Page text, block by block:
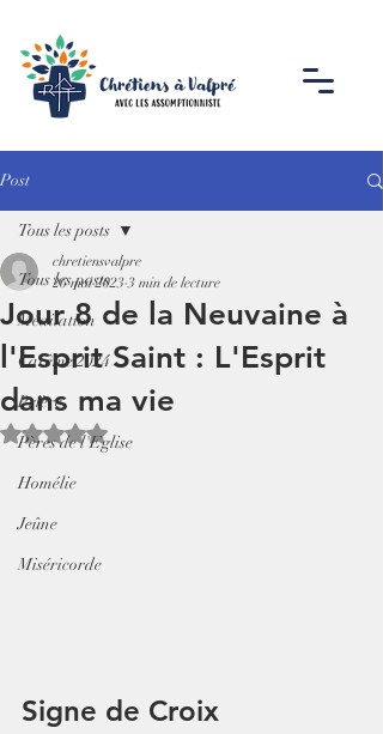
Post
Tous les posts
Méditation
Carême 2024
Prière
Pères de l'Eglise
Homélie
Jeûne
Miséricorde
Tous les posts
Jour 8 de la Neuvaine à
l'Esprit Saint : L'Esprit
dans ma vie
chretiensvalpre
26 mai 2023 3 min de lecture
Noté NaN étoiles sur 5.
Signe de Croix